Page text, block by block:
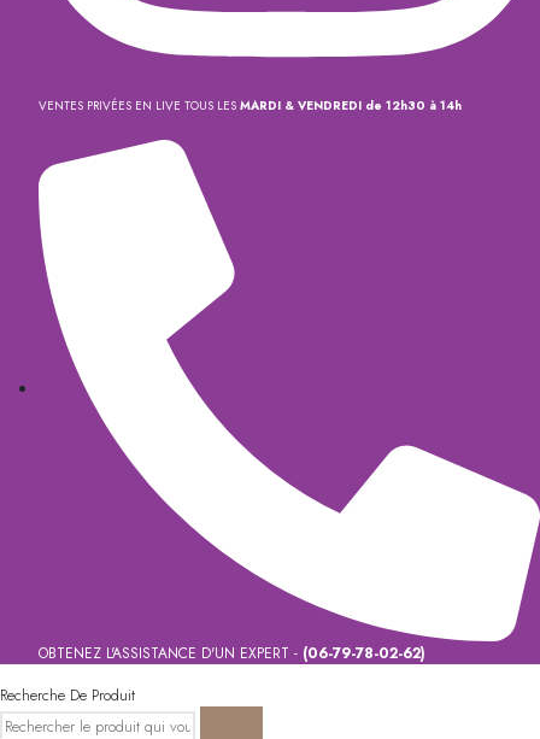
VENTES PRIVÉES EN LIVE TOUS LES MARDI & VENDREDI de 12h30 à 14h
OBTENEZ L'ASSISTANCE D'UN EXPERT - (06-79-78-02-62)
Recherche De Produit